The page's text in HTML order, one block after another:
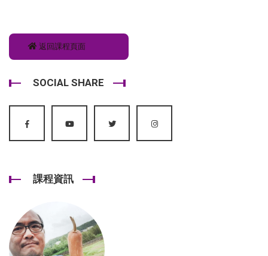
返回課程頁面
SOCIAL SHARE
課程資訊